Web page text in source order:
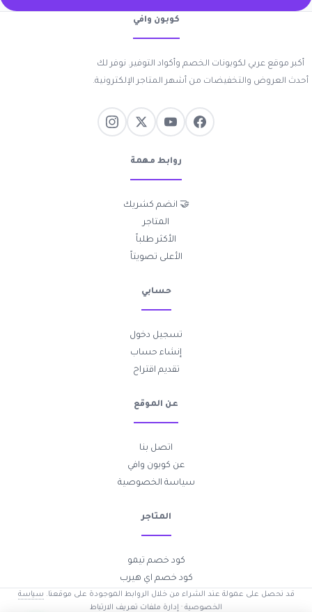
كوبون وافي
أكبر موقع عربي لكوبونات الخصم وأكواد التوفير. نوفر لك
أحدث العروض والتخفيضات من أشهر المتاجر الإلكترونية.
روابط مهمة
🤝 انضم كشريك
المتاجر
الأكثر طلباً
الأعلى تصويتاً
حسابي
تسجيل دخول
إنشاء حساب
تقديم اقتراح
عن الموقع
اتصل بنا
عن كوبون وافي
سياسة الخصوصية
المتاجر
كود خصم تيمو
كود خصم اي هيرب
قد نحصل على عمولة عند الشراء من خلال الروابط الموجودة على موقعنا. سياسة
الخصوصية · إدارة ملفات تعريف الارتباط